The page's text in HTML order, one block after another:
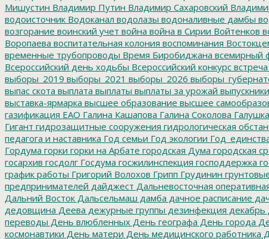
Мишустин Владимир Путин Владимир Сахаровский
водоисточник Водоканал водолазы водоналивные дамбы
возгорание воинский учет война война в Сирии Войтенков
Воропаева воспитательная колония воспоминания
временные трубопроводы Время Биробиджана всемирный
Всероссийский день ходьбы Всероссийский конкурс
выборы_2019 выборы_2021 выборы_2026
выпас скота выплата выплаты выплаты за урожай выпускники
выставка-ярмарка высшее образование высшее
газификация ЕАО Галина Кашапова Галина Соколова Галушка
Гигант гидрозащитные сооружения гидрологическая
педагога и наставника Год семьи Год экологии
Гордума горки горки на Арбате городская Дума городская
госархив госдолг Госдума госжилинспекция господдержка
график работы Григорий Волохов Грипп Грудинин
предпринимателей дайджест Дальневосточная
Дальний Восток Дальсельмаш дамба дачное расписание
дедовщина Деева дежурные группы дезинфекция декабрь
переводы День влюбленных День географа День города
космонавтики День матери День медицинского работника